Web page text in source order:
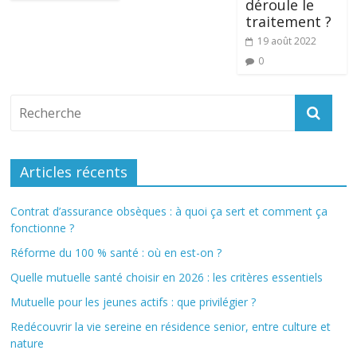
déroule le
traitement ?
19 août 2022
0
Articles récents
Contrat d’assurance obsèques : à quoi ça sert et comment ça
fonctionne ?
Réforme du 100 % santé : où en est-on ?
Quelle mutuelle santé choisir en 2026 : les critères essentiels
Mutuelle pour les jeunes actifs : que privilégier ?
Redécouvrir la vie sereine en résidence senior, entre culture et
nature